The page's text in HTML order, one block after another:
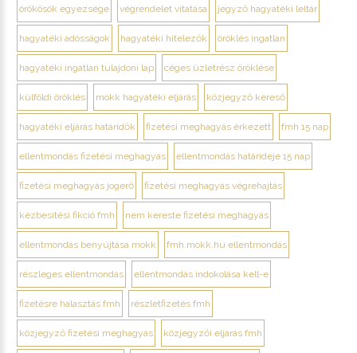
örökösök egyezsége végrendelet vitatása jegyző hagyatéki leltár
hagyatéki adósságok hagyatéki hitelezők öröklés ingatlan
hagyatéki ingatlan tulajdoni lap céges üzletrész öröklése
külföldi öröklés mokk hagyatéki eljárás közjegyző kereső
hagyatéki eljárás határidők fizetési meghagyás érkezett fmh 15 nap
ellentmondás fizetési meghagyás ellentmondás határideje 15 nap
fizetési meghagyás jogerő fizetési meghagyás végrehajtás
kézbesítési fikció fmh nem kereste fizetési meghagyás
ellentmondás benyújtása mokk fmh.mokk.hu ellentmondás
részleges ellentmondás ellentmondás indokolása kell-e
fizetésre halasztás fmh részletfizetés fmh
közjegyző fizetési meghagyás közjegyzői eljárás fmh